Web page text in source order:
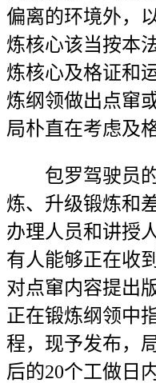
偏离的环境外，
炼核心该当按本
炼核心及格证和
炼纲领做出点窜
局朴直在考虑及
包罗驾驶员的
炼、升级锻炼和
办理人员和讲授
有人能够正在收
对点窜内容提出
正在锻炼纲领中
程，现予发布，
后的20个工做日